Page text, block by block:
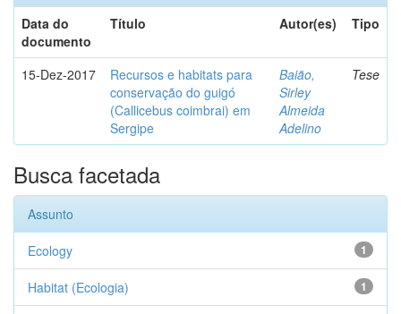
Data do
documento
Título Autor(es) Tipo
15-Dez-2017
Recursos e habitats para
conservação do guigó
(Callicebus coimbrai) em
Sergipe
Baião,
Sirley
Almeida
Adelino
Tese
Busca facetada
Assunto
1
Ecology
1
Habitat (Ecologia)